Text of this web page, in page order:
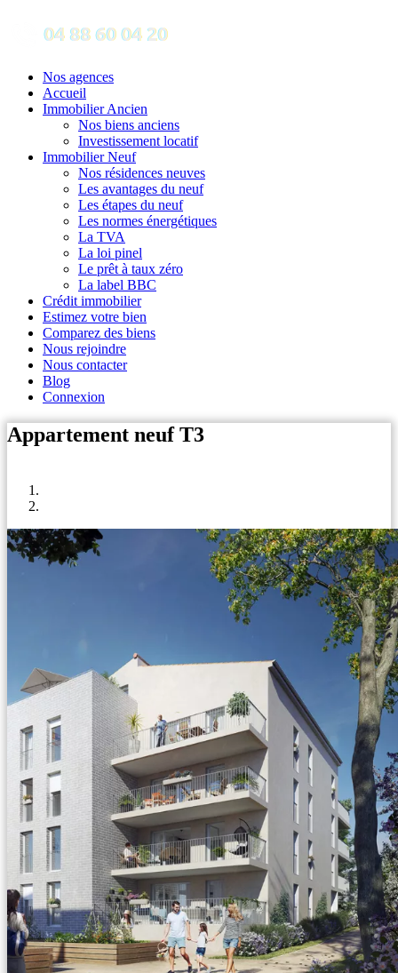
Nos agences
Accueil
Immobilier Ancien
Nos biens anciens
Investissement locatif
Immobilier Neuf
Nos résidences neuves
Les avantages du neuf
Les étapes du neuf
Les normes énergétiques
La TVA
La loi pinel
Le prêt à taux zéro
La label BBC
Crédit immobilier
Estimez votre bien
Comparez des biens
Nous rejoindre
Nous contacter
Blog
Connexion
Appartement neuf T3